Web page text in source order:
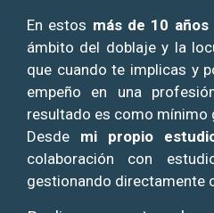
En estos más de 10
ámbito del doblaje y la
que cuando te implicas y
empeño en una
resultado es como mínimo
Desde mi propio
colaboración con
gestionando directamente